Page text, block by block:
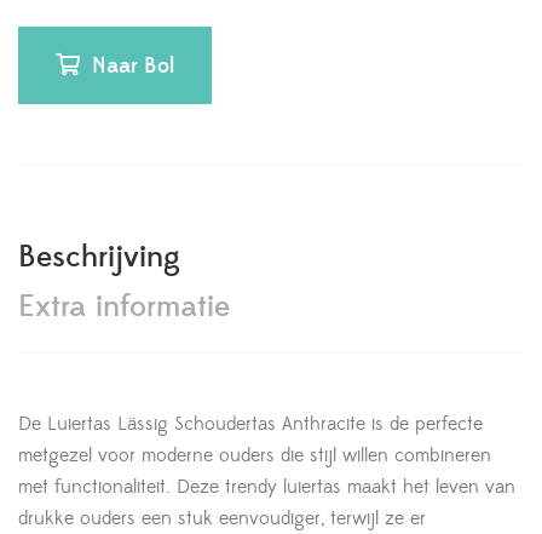
Naar Bol
Beschrijving
Extra informatie
De Luiertas Lässig Schoudertas Anthracite is de perfecte
metgezel voor moderne ouders die stijl willen combineren
met functionaliteit. Deze trendy luiertas maakt het leven van
drukke ouders een stuk eenvoudiger, terwijl ze er